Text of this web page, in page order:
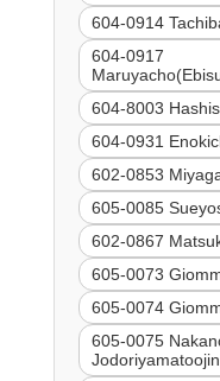
604-0914
604-0917
604-8003
604-0931
602-0853
605-0085
602-0867
605-0073
605-0074
605-0075